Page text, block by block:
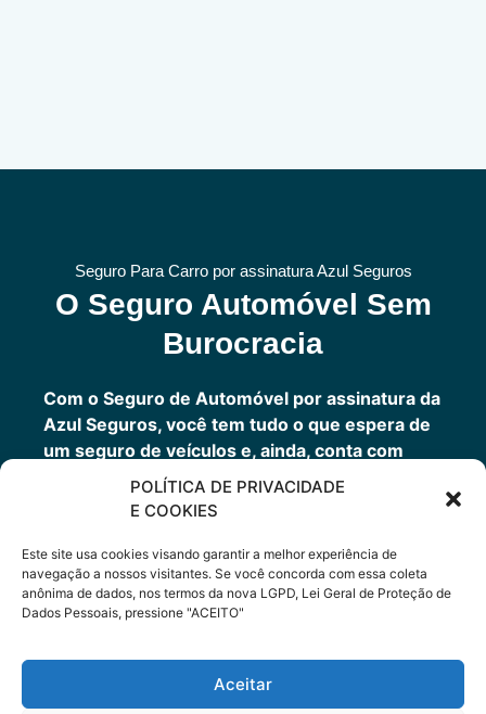
POLÍTICA DE PRIVACIDADE
E COOKIES
Este site usa cookies visando garantir a melhor experiência de
navegação a nossos visitantes. Se você concorda com essa coleta
anônima de dados, nos termos da nova LGPD, Lei Geral de Proteção de
Dados Pessoais, pressione "ACEITO"
Aceitar
Seguro Para Carro por assinatura Azul Seguros
O Seguro Automóvel Sem
Burocracia
Com o Seguro de Automóvel por assinatura da
Azul Seguros, você tem tudo o que espera de
um seguro de veículos e, ainda, conta com
outros benefícios disponíveis 24h.
Você tem um seguro completo com a garantia
Porto Seguro.